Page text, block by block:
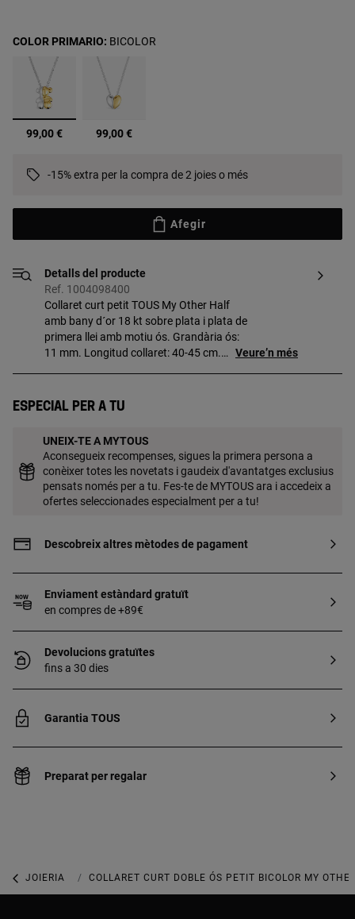
seleccionats
99,00 € 99,00 €
COLOR PRIMARIO: BICOLOR
-15% extra per la compra de 2 joies o més
Afegir
Detalls del producte
Ref. 1004098400
Collaret curt petit TOUS My Other Half
amb bany d´or 18 kt sobre plata i plata de
primera llei amb motiu ós. Grandària ós:
11 mm. Longitud collaret: 40-45 cm.
a 23 kt i 3 micres de gruix. Aquesta
dues peces que unides formen un ós.
Veure’n més
Especial per a tu
UNEIX-TE A MYTOUS
Aconsegueix recompenses, sigues la primera persona a
conèixer totes les novetats i gaudeix d'avantatges exclusius
pensats només per a tu. Fes-te de MYTOUS ara i accedeix a
ofertes seleccionades especialment per a tu!
Descobreix altres mètodes de pagament
Enviament estàndard gratuït
en compres de +89€
Devolucions gratuïtes
fins a 30 dies
Garantia TOUS
Preparat per regalar
JOIERIA JOIES DE PLATA 925
COLLARET CURT DOBLE ÓS PETIT BICOLOR MY